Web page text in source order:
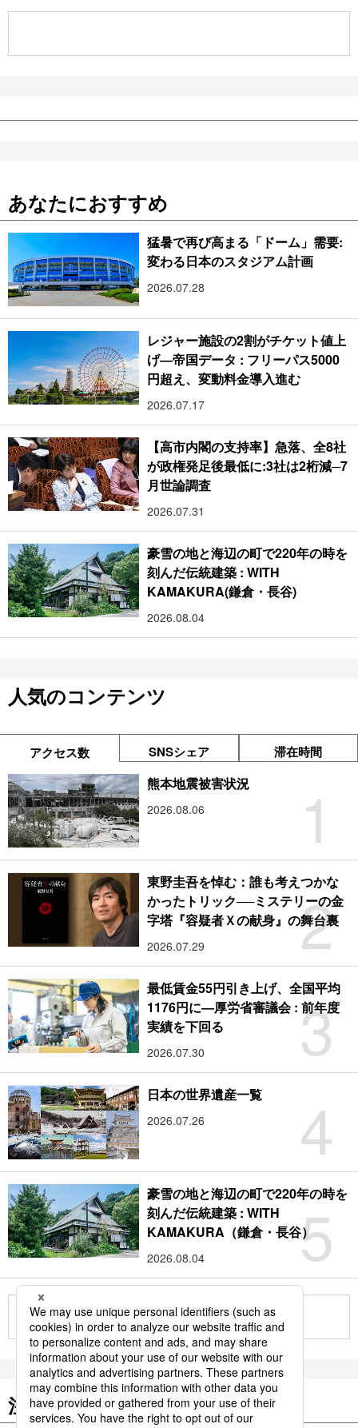
あなたにおすすめ
猛暑で再び高まる「ドーム」需要:
変わる日本のスタジアム計画
2026.07.28
レジャー施設の2割がチケット値上
げ―帝国データ : フリーパス5000
円超え、変動料金導入進む
2026.07.17
【高市内閣の支持率】急落、全8社
が政権発足後最低に:3社は2桁減─7
月世論調査
2026.07.31
豪雪の地と海辺の町で220年の時を
刻んだ伝統建築 : WITH
KAMAKURA(鎌倉・長谷)
2026.08.04
人気のコンテンツ
アクセス数 SNSシェア 滞在時間
1
熊本地震被害状況
2026.08.06
2
東野圭吾を悼む：誰も考えつかな
かったトリック──ミステリーの金
字塔『容疑者Ｘの献身』の舞台裏
2026.07.29
3
最低賃金55円引き上げ、全国平均
1176円に―厚労省審議会 : 前年度
実績を下回る
2026.07.30
4
日本の世界遺産一覧
2026.07.26
5
豪雪の地と海辺の町で220年の時を
刻んだ伝統建築 : WITH
KAMAKURA（鎌倉・長谷）
2026.08.04
もっと見る
注目のキーワード